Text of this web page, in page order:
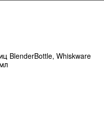
BlenderBottle, Whiskware